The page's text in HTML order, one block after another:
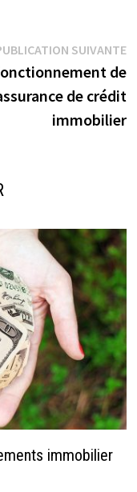
:
SUIVANTE
de
de crédit
immobilier
immobilier